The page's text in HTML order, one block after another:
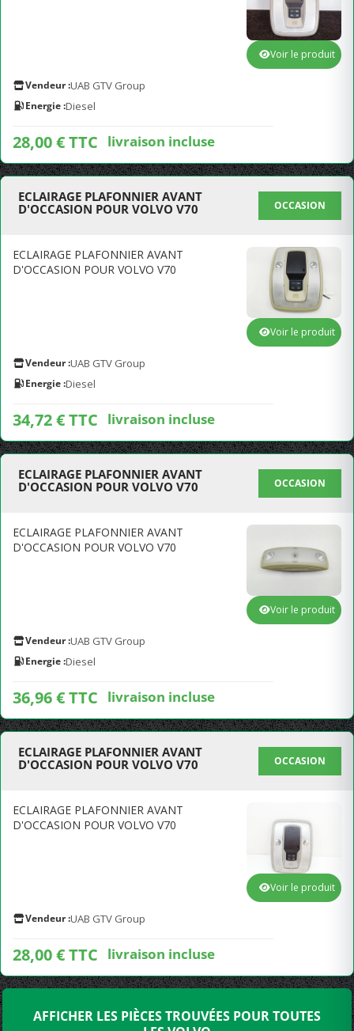
Vendeur :UAB GTV Group
Energie :Diesel
28,00 € TTC livraison incluse
Voir le produit
ECLAIRAGE PLAFONNIER AVANT
D'OCCASION POUR VOLVO V70
OCCASION
ECLAIRAGE PLAFONNIER AVANT
D'OCCASION POUR VOLVO V70
Vendeur :UAB GTV Group
Energie :Diesel
34,72 € TTC livraison incluse
Voir le produit
ECLAIRAGE PLAFONNIER AVANT
D'OCCASION POUR VOLVO V70
OCCASION
ECLAIRAGE PLAFONNIER AVANT
D'OCCASION POUR VOLVO V70
Vendeur :UAB GTV Group
Energie :Diesel
36,96 € TTC livraison incluse
Voir le produit
ECLAIRAGE PLAFONNIER AVANT
D'OCCASION POUR VOLVO V70
OCCASION
ECLAIRAGE PLAFONNIER AVANT
D'OCCASION POUR VOLVO V70
Vendeur :UAB GTV Group
28,00 € TTC livraison incluse
Voir le produit
AFFICHER LES PIÈCES TROUVÉES POUR TOUTES